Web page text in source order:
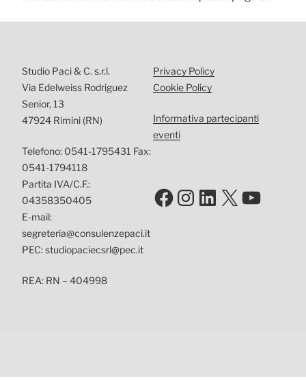
Studio Paci & C. s.r.l.
Via Edelweiss Rodriguez
Senior, 13
47924 Rimini (RN)
Telefono: 0541-1795431 Fax:
0541-1794118
Partita IVA/C.F.:
04358350405
E-mail:
segreteria@consulenzepaci.it
PEC: studiopaciecsrl@pec.it
REA: RN – 404998
Privacy Policy
Cookie Policy
Informativa partecipanti
eventi
Facebook
Instagram
LinkedIn
X